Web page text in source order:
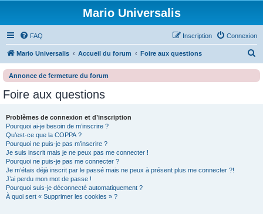
Mario Universalis
FAQ Connexion
Inscription
Mario Universalis Accueil du forum Foire aux questions
c
Annonce de fermeture du forum
Foire aux questions
Problèmes de connexion et d’inscription
Pourquoi ai-je besoin de m’inscrire ?
Qu’est-ce que la COPPA ?
Pourquoi ne puis-je pas m’inscrire ?
Je suis inscrit mais je ne peux pas me connecter !
Pourquoi ne puis-je pas me connecter ?
Je m’étais déjà inscrit par le passé mais ne peux à présent plus me connecter ?!
J’ai perdu mon mot de passe !
Pourquoi suis-je déconnecté automatiquement ?
À quoi sert « Supprimer les cookies » ?